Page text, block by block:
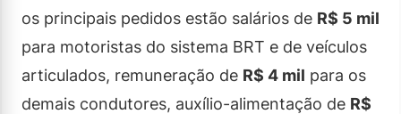
os principais pedidos estão salários de R$ 5 mil
para motoristas do sistema BRT e de veículos
articulados, remuneração de R$ 4 mil para os
demais condutores, auxílio-alimentação de R$